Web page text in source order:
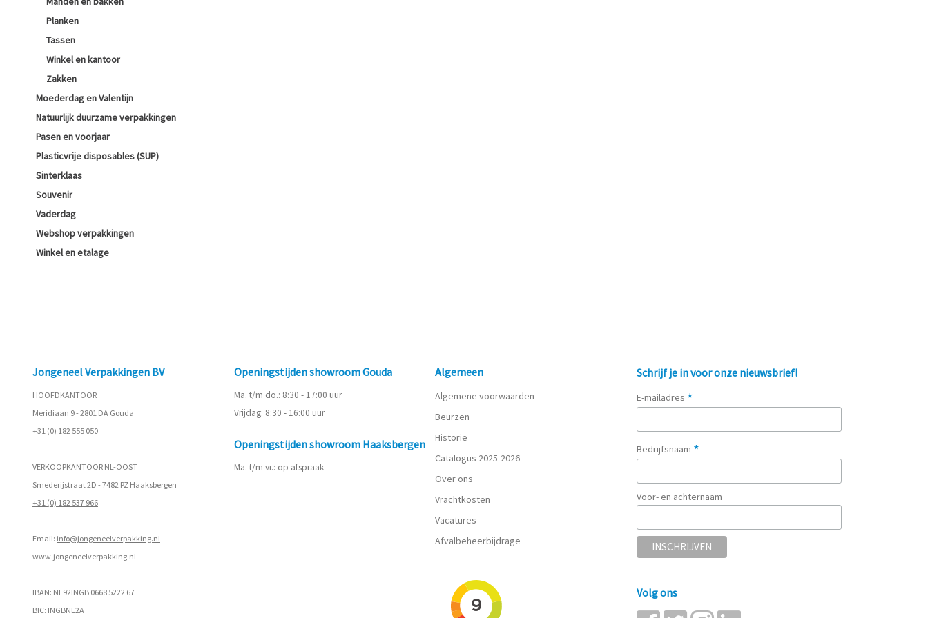
Planken
Tassen
Winkel en kantoor
Zakken
Moederdag en Valentijn
Natuurlijk duurzame verpakkingen
Pasen en voorjaar
Plasticvrije disposables (SUP)
Sinterklaas
Souvenir
Vaderdag
Webshop verpakkingen
Winkel en etalage
Jongeneel Verpakkingen BV
HOOFDKANTOOR
Meridiaan 9 - 2801 DA Gouda
+31 (0) 182 555 050
VERKOOPKANTOOR NL-OOST
Smederijstraat 2D - 7482 PZ Haaksbergen
+31 (0) 182 537 966
Email: info@jongeneelverpakking.nl
www.jongeneelverpakking.nl
IBAN: NL92INGB 0668 5222 67
BIC: INGBNL2A
Openingstijden showroom Gouda
Ma. t/m do.: 8:30 - 17:00 uur
Vrijdag: 8:30 - 16:00 uur
Openingstijden showroom Haaksbergen
Ma. t/m vr.: op afspraak
Algemeen
Algemene voorwaarden
Beurzen
Historie
Catalogus 2025-2026
Over ons
Vrachtkosten
Vacatures
Afvalbeheerbijdrage
Schrijf je in voor onze nieuwsbrief!
E-mailadres *
Bedrijfsnaam *
Voor- en achternaam
Volg ons